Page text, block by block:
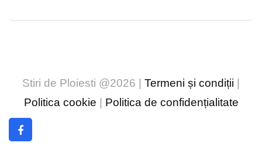
Stiri de Ploiesti @2026 | Termeni și condiții
Politica cookie
Politica de confidențialitate